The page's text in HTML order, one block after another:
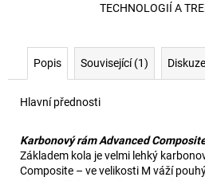
TECHNOLOGIÍ A
Popis Související (1) Diskuze
Hlavní přednosti
Karbonový rám Advanced
Základem kola je velmi lehký
Composite – ve velikosti M váží